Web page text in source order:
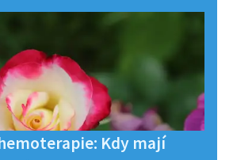
Kdy mají